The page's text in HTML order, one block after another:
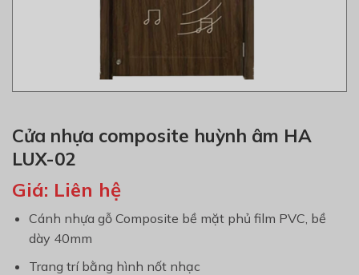
Cửa nhựa composite huỳnh âm HA
LUX-02
Giá: Liên hệ
Cánh nhựa gỗ Composite bề mặt phủ film PVC, bề
dày 40mm
Trang trí bằng hình nốt nhạc